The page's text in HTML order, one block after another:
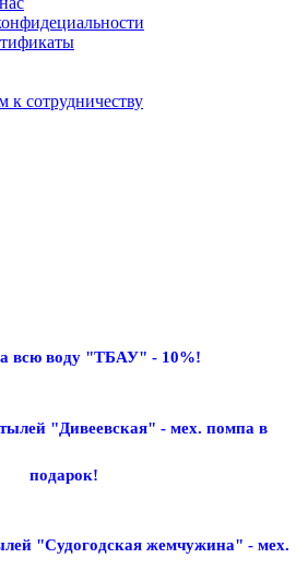
к сотрудничеству
всю воду "ТБАУ" - 10%!
"Дивеевская" - мех. помпа в
подарок!
"Судогодская жемчужина" - мех.